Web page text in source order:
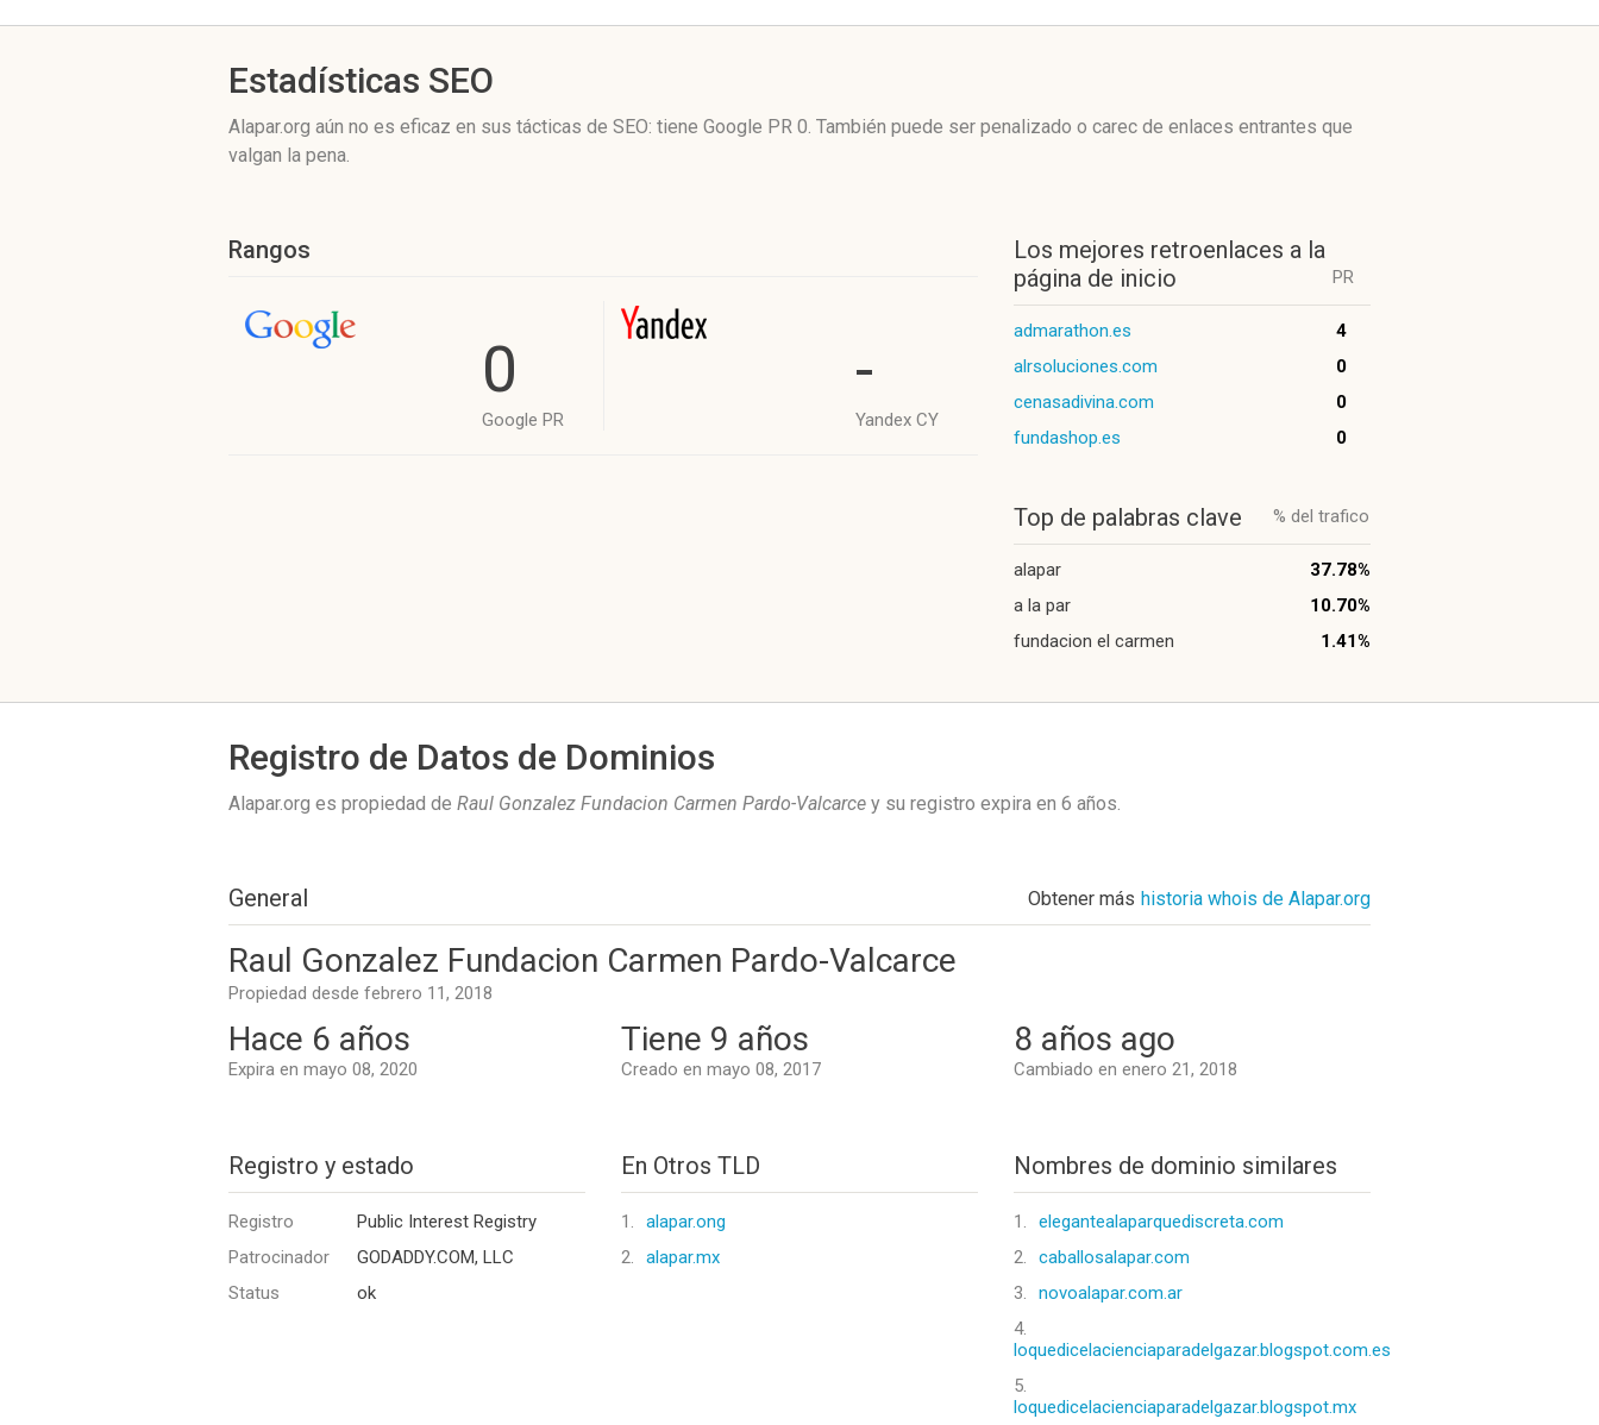
Estadísticas SEO
Alapar.org aún no es eficaz en sus tácticas de SEO: tiene Google PR 0. También puede ser penalizado o carec de enlaces entrantes que
valgan la pena.
Rangos
0
Google PR
-
Yandex CY
Los mejores retroenlaces a la
página de inicio
PR
admarathon.es
4
alrsoluciones.com
0
cenasadivina.com
0
fundashop.es
0
Top de palabras clave % del trafico
alapar
37.78%
a la par
10.70%
fundacion el carmen
1.41%
Registro de Datos de Dominios
Alapar.org es propiedad de Raul Gonzalez Fundacion Carmen Pardo-Valcarce y su registro expira en 6 años.
General Obtener más historia whois de Alapar.org
Raul Gonzalez Fundacion Carmen Pardo-Valcarce
Propiedad desde febrero 11, 2018
Hace 6 años
Expira en mayo 08, 2020
Tiene 9 años
Creado en mayo 08, 2017
8 años ago
Cambiado en enero 21, 2018
Registro y estado
Registro
Public Interest Registry
Patrocinador
GODADDY.COM, LLC
Status
ok
En Otros TLD
1.
alapar.ong
2.
alapar.mx
Nombres de dominio similares
1.
elegantealaparquediscreta.com
2.
caballosalapar.com
3.
novoalapar.com.ar
4.
loquedicelacienciaparadelgazar.blogspot.com.es
5.
loquedicelacienciaparadelgazar.blogspot.mx